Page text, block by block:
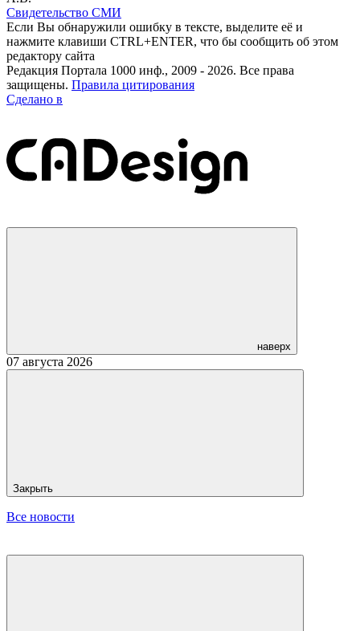
Свидетельство СМИ
Если Вы обнаружили ошибку в тексте, выделите её и
нажмите клавиши CTRL+ENTER, что бы сообщить об этом
редактору сайта
Редакция Портала 1000 инф., 2009 - 2026. Все права
защищены. Правила цитирования
Сделано в
наверх
07 августа 2026
Закрыть
Все новости